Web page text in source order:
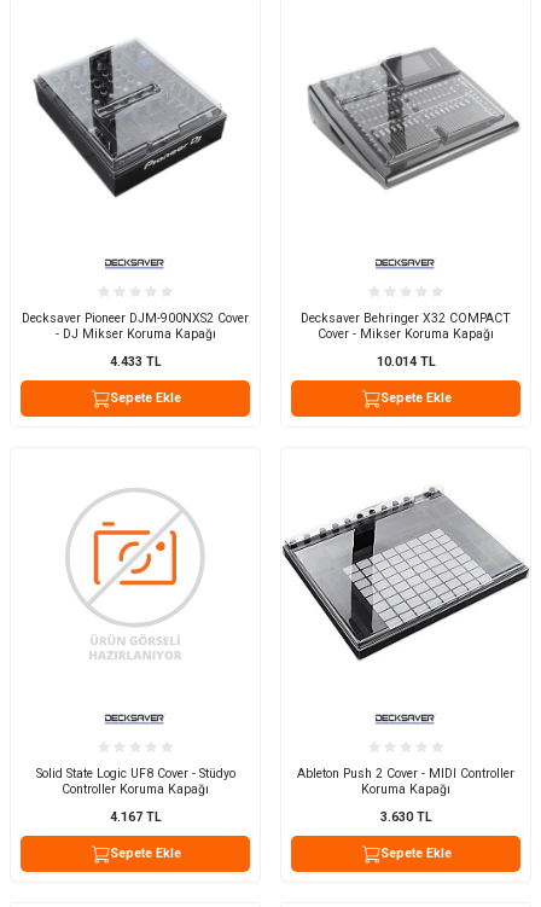
Decksaver Pioneer DJM-900NXS2 Cover
- DJ Mikser Koruma Kapağı
4.433 TL
Sepete Ekle
Decksaver Behringer X32 COMPACT
Cover - Mikser Koruma Kapağı
10.014TL
Sepete Ekle
Solid State Logic UF8 Cover - Stüdyo
Controller Koruma Kapağı
4.167TL
Sepete Ekle
Ableton Push 2 Cover - MIDI Controller
Koruma Kapağı
3.630TL
Sepete Ekle